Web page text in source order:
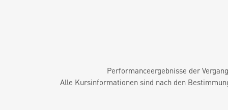
Performanceergebnisse der
Alle Kursinformationen sind nach den